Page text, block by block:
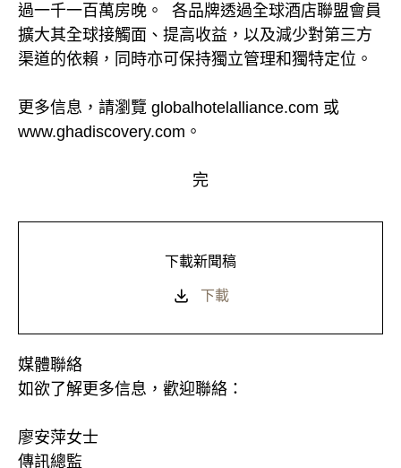
過一千一百萬房晚。 各品牌透過全球酒店聯盟會員
擴大其全球接觸面、提高收益，以及減少對第三方
渠道的依賴，同時亦可保持獨立管理和獨特定位。
更多信息，請瀏覽 globalhotelalliance.com 或
www.ghadiscovery.com。
完
下載新聞稿
下載
媒體聯絡
如欲了解更多信息，歡迎聯絡：
廖安萍女士
傳訊總監